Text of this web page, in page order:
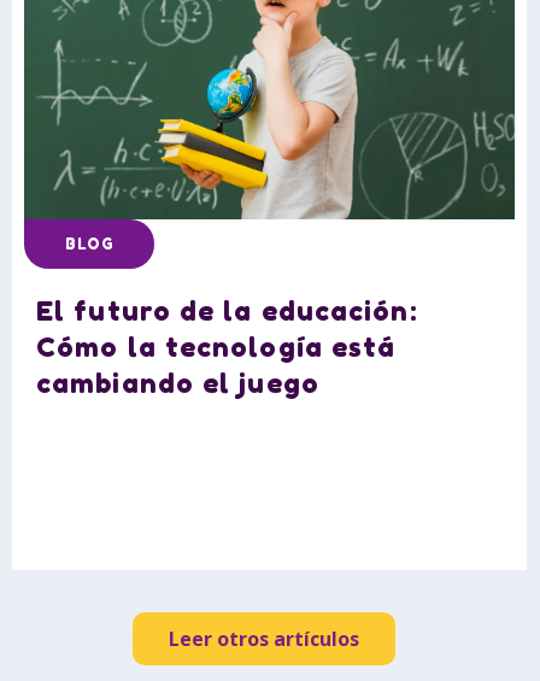
BLOG
El futuro de la educación:
Cómo la tecnología está
cambiando el juego
Leer otros artículos